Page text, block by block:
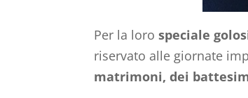
Per la lorospeciale
riservato alle giornate
matrimoni, dei